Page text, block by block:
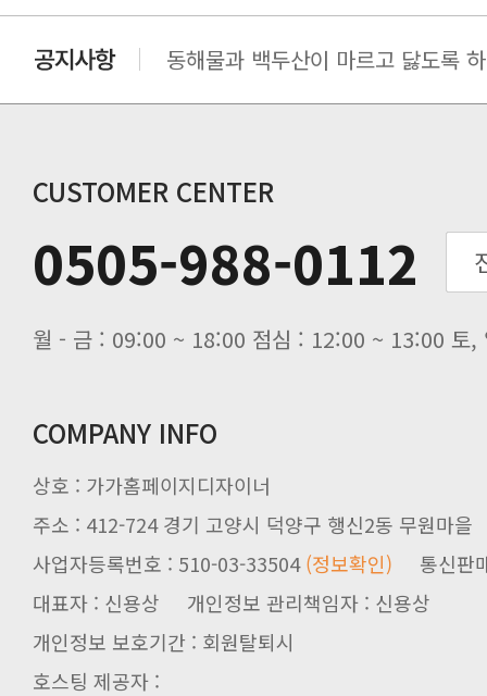
동해물과 백두산이 마르고 닳도록
CUSTOMER CENTER
0505-988-0112
월 - 금 : 09:00 ~ 18:00 점심 : 12:00 ~ 13:00 토,
COMPANY INFO
상호 : 가가홈페이지디자이너
주소 : 412-724 경기 고양시 덕양구 행신2동 무원마을
사업자등록번호 : 510-03-33504(정보확인) 통신판
대표자 : 신용상 개인정보 관리책임자 : 신용상
개인정보 보호기간 : 회원탈퇴시
호스팅 제공자 :